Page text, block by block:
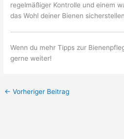
regelmäßiger Kontrolle und einem
das Wohl deiner Bienen
Wenn du mehr Tipps zur
gerne weiter!
← Vorheriger Beitrag